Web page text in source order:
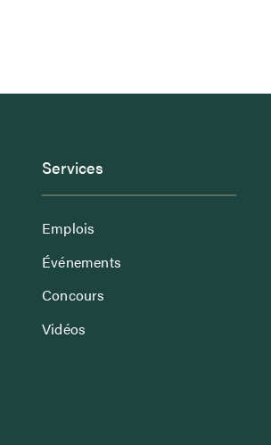
Services
Emplois
Événements
Concours
Vidéos